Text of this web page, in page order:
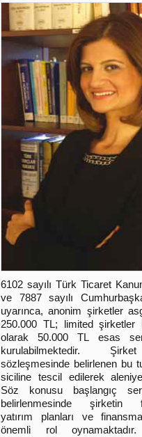
6102 sayılı Türk Ticaret
ve 7887 sayılı
uyarınca, anonim şirketler
250.000 TL; limited şirketler
olarak 50.000 TL esas
kurulabilmektedir.
sözleşmesinde belirlenen bu
siciline tescil edilerek
Söz konusu başlangıç
belirlenmesinde şirketin
yatırım planları ve
önemli rol